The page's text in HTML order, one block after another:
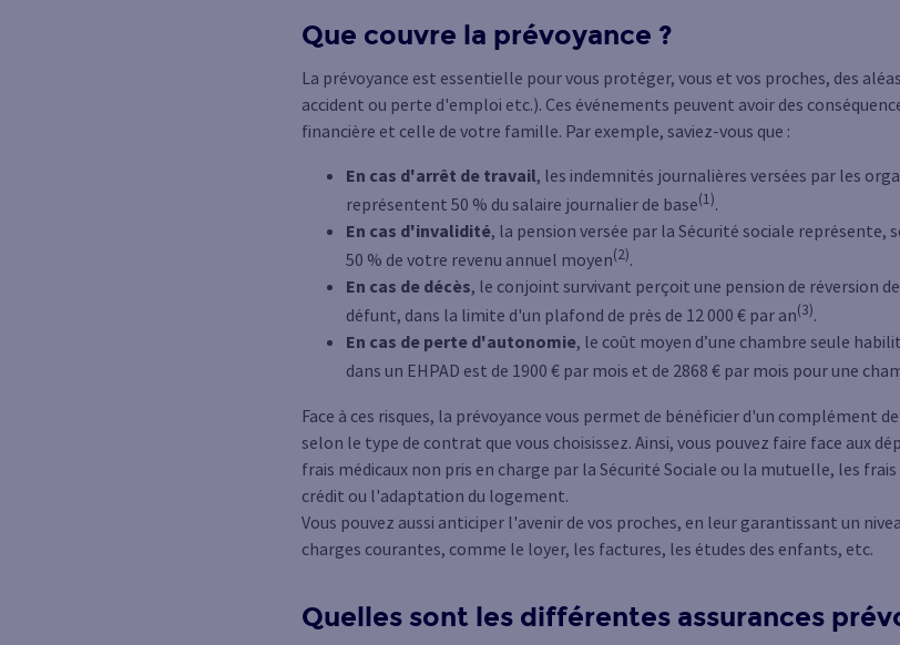
Que couvre la prévoyance ?
La prévoyance est essentielle pour vous protéger, vous et vos proches, des
accident ou perte d'emploi etc.). Ces événements peuvent avoir des
financière et celle de votre famille. Par exemple, saviez-vous que :
En cas d'arrêt de travail, les indemnités journalières versées par les
représentent 50 % du salaire journalier de base(1).
En cas d'invalidité, la pension versée par la Sécurité sociale représente,
50 % de votre revenu annuel moyen(2).
En cas de décès, le conjoint survivant perçoit une pension de réversion
défunt, dans la limite d'un plafond de près de 12 000 € par an(3).
En cas de perte d'autonomie, le coût moyen d’une chambre seule
dans un EHPAD est de 1900 € par mois et de 2868 € par mois pour une
Face à ces risques, la prévoyance vous permet de bénéficier d'un complément
selon le type de contrat que vous choisissez. Ainsi, vous pouvez faire face aux
frais médicaux non pris en charge par la Sécurité Sociale ou la mutuelle, les
crédit ou l'adaptation du logement.
Vous pouvez aussi anticiper l'avenir de vos proches, en leur garantissant un
charges courantes, comme le loyer, les factures, les études des enfants, etc.
Quelles sont les différentes assurances